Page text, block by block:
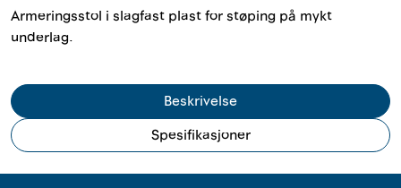
Armeringsstol i slagfast plast for støping på mykt
underlag.
Beskrivelse
Spesifikasjoner